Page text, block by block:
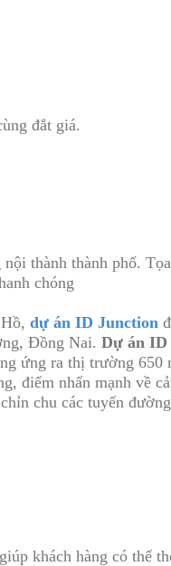
đắt giá.
thành thành phố.
chóng
dự án ID Junction
Đồng Nai. Dự án ID
ứng ra thị trường 650
điểm nhấn mạnh về
chu các tuyến
khách hàng có thể